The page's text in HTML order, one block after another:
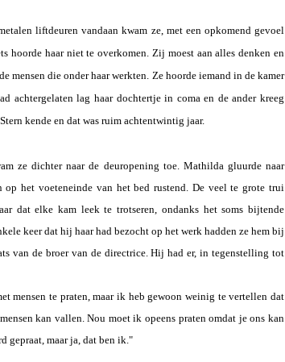
liftdeuren vandaan kwam ze, met een opkomend gevoel
hoorde haar niet te overkomen. Zij moest aan alles denken en
mensen die onder haar werkten. Ze hoorde iemand in de kamer
achtergelaten lag haar dochtertje in coma en de ander kreeg
kende en dat was ruim achtentwintig jaar.
ze dichter naar de deuropening toe. Mathilda gluurde naar
het voeteneinde van het bed rustend. De veel te grote trui
dat elke kam leek te trotseren, ondanks het soms bijtende
keer dat hij haar had bezocht op het werk hadden ze hem bij
van de broer van de directrice. Hij had er, in tegenstelling tot
mensen te praten, maar ik heb gewoon weinig te vertellen dat
kan vallen. Nou moet ik opeens praten omdat je ons kan
gepraat, maar ja, dat ben ik."